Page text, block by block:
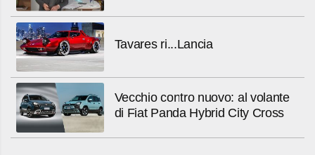
Tavares ri...Lancia
Vecchio contro nuovo: al volante
di Fiat Panda Hybrid City Cross